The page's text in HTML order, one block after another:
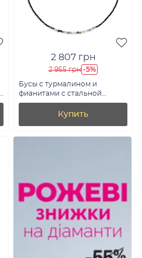
2 807 грн
2 955 грн -5%
Бусы с турмалином и
фианитами с стальной
застежкой (арт.
9016/601Трмцв)Купить